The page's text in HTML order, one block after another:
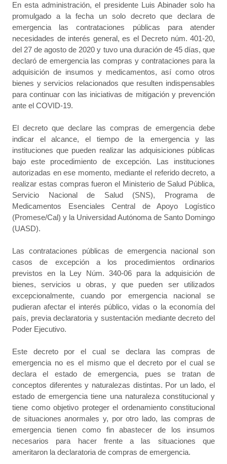
En esta administración, el presidente Luis Abinader solo ha
promulgado a la fecha un solo decreto que declara de
emergencia las contrataciones públicas para atender
necesidades de interés general, es el Decreto núm. 401-20,
del 27 de agosto de 2020 y tuvo una duración de 45 días, que
declaró de emergencia las compras y contrataciones para la
adquisición de insumos y medicamentos, así como otros
bienes y servicios relacionados que resulten indispensables
para continuar con las iniciativas de mitigación y prevención
ante el COVID-19.
El decreto que declare las compras de emergencia debe
indicar el alcance, el tiempo de la emergencia y las
instituciones que pueden realizar las adquisiciones públicas
bajo este procedimiento de excepción. Las instituciones
autorizadas en ese momento, mediante el referido decreto, a
realizar estas compras fueron el Ministerio de Salud Pública,
Servicio Nacional de Salud (SNS), Programa de
Medicamentos Esenciales Central de Apoyo Logístico
(Promese/Cal) y la Universidad Autónoma de Santo Domingo
(UASD).
Las contrataciones públicas de emergencia nacional son
casos de excepción a los procedimientos ordinarios
previstos en la Ley Núm. 340-06 para la adquisición de
bienes, servicios u obras, y que pueden ser utilizados
excepcionalmente, cuando por emergencia nacional se
pudieran afectar el interés público, vidas o la economía del
país, previa declaratoria y sustentación mediante decreto del
Poder Ejecutivo.
Este decreto por el cual se declara las compras de
emergencia no es el mismo que el decreto por el cual se
declara el estado de emergencia, pues se tratan de
conceptos diferentes y naturalezas distintas. Por un lado, el
estado de emergencia tiene una naturaleza constitucional y
tiene como objetivo proteger el ordenamiento constitucional
de situaciones anormales y, por otro lado, las compras de
emergencia tienen como fin abastecer de los insumos
necesarios para hacer frente a las situaciones que
ameritaron la declaratoria de compras de emergencia.